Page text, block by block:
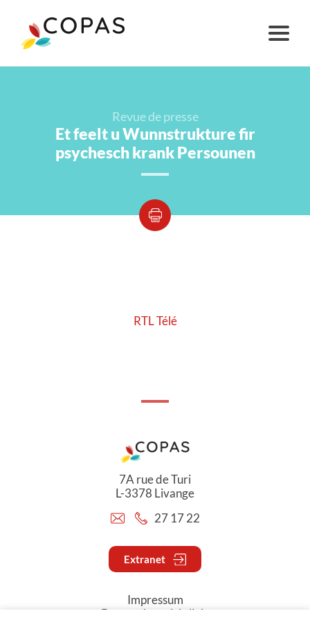
Revue de presse
Et feelt u Wunnstrukture fir
psychesch krank Persounen
RTL Télé
7A rue de Turi
L-3378 Livange
27 17 22
Extranet
Impressum
Datenschutzrichtlinie